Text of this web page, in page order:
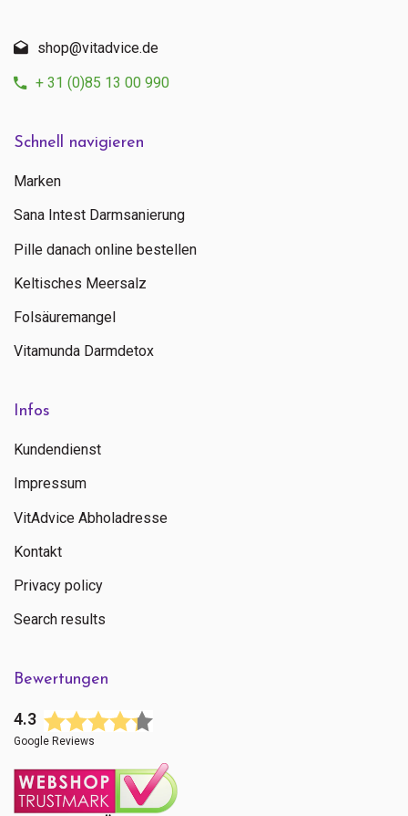
Schnell navigieren
Marken
Sana Intest Darmsanierung
Pille danach online bestellen
Keltisches Meersalz
Folsäuremangel
Vitamunda Darmdetox
Infos
Kundendienst
Impressum
VitAdvice Abholadresse
Kontakt
Privacy policy
Search results
Bewertungen
4.3
Google Reviews
shop@vitadvice.de
+ 31 (0)85 13 00 990